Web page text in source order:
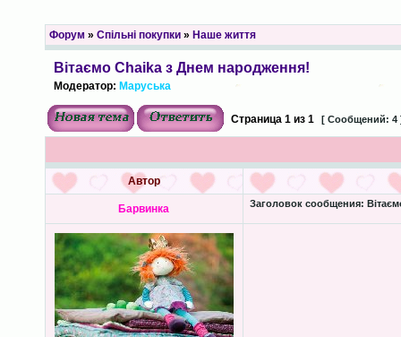
Форум » Спільні покупки» Наше життя
Вітаємо Chaika з Днем народження!
Модератор: Маруська
Страница 1из 1 [ Сообщений: 4
Автор
Барвинка Заголовок сообщения: